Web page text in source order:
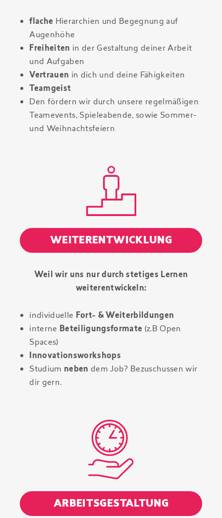
flache Hierarchien und Begegnung auf
Augenhöhe
Freiheiten in der Gestaltung deiner Arbeit
und Aufgaben
Vertrauen in dich und deine Fähigkeiten
Teamgeist
Den fördern wir durch unsere regelmäßigen
Teamevents, Spieleabende, sowie Sommer-
und Weihnachtsfeiern
WEITERENTWICKLUNG
Weil wir uns nur durch stetiges Lernen
weiterentwickeln:
individuelle Fort- & Weiterbildungen
interne Beteiligungsformate (z.B Open
Spaces)
Innovationsworkshops
Studium neben dem Job? Bezuschussen wir
dir gern.
ARBEITSGESTALTUNG